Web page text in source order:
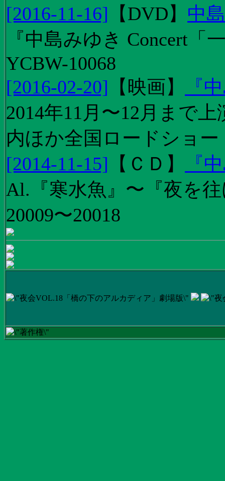
[2016-11-16] 【DVD】 中
『中島みゆき Concert
YCBW-10068
[2016-02-20] 【 映画】
『
2014年11月〜12月まで
内ほか全国ロードショー
[2014-11-15] 【 ＣＤ 】
『
Al.『寒水魚』〜『夜を
20009〜20018